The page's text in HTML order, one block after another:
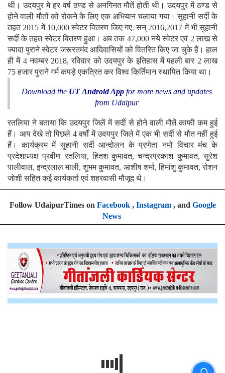
थी। उदयपुर मे हर वर्ष ठण्ड से अनगिनत मौतें होती थी। उदयपुर में ठण्ड से
होने वाली मौतों को रोकने के लिए एक अभियान चलाया गया। सुहानी सर्दी के
तहत 2015 में 10,000 स्वेटर वितरण किए गए. सन् 2016,2017 में भी सुहानी
सर्दी के तहत स्वेटर वितरण हुआ। अब तक 47,000 नये स्वेटर एवं 2 लाख से
ज्यादा पुराने स्वेटर जरूरतमंद आदिवासियों को वितरित किए जा चुके हैं। हाल
ही में 4 नवम्बर 2018, रविवार को उदयपुर के इतिहास में पहली बार 2 लाख
75 हजार पुराने गर्म कपड़े एकत्रित कर विश्व किर्तिमान स्थापित किया था।
Download the UT Android App for more news and updates
from Udaipur
रतलिया ने बताया कि उदयपुर जिलें में सर्दी से होने वाली मौतें काफी कम हुई
हैं। आप देखे तो पिछले 4 वर्षों में उदयपुर जिले में एक भी सर्दी से मौत नहीं हुई
हैं। कार्यक्रम में सुहानी सर्दी आन्दोलन के प्रणेता नमो विचार मंच के
प्रदेशाध्यक्ष प्रवीण रतलिया, हितश कुमावत, चन्द्रप्रकाश कुमावत, सुरेश
पालीवाल, इन्द्रलाल माली, शुभम कुमावत, आशीष शर्मा, हिमांशु कुमावत, रोशन
जोशी सहित कई कार्यकर्ता एवं शहरवासी मौजूद थे।
Follow UdaipurTimes on Facebook, Instagram, and Google
News